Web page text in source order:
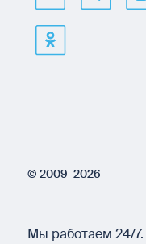
© 2009–2026
Мы работаем 24/7.